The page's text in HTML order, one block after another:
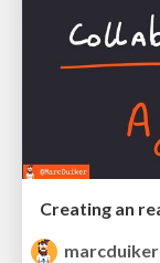
marcduiker